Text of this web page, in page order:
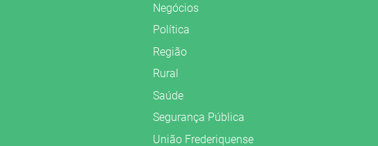
Negócios
Política
Região
Rural
Saúde
Segurança Pública
União Frederiquense